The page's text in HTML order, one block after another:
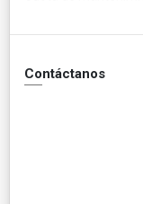
Contáctanos